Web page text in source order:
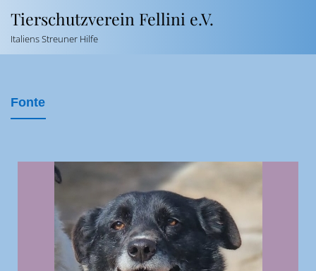
Tierschutzverein Fellini e.V.
Italiens Streuner Hilfe
Fonte